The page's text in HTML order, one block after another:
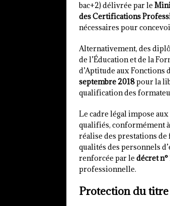
bac+2) délivrée par le
des Certifications
nécessaires pour
Alternativement, des
de l’Éducation et de la
d’Aptitude aux Fonctions
septembre 2018pour la
qualification des
Le cadre légal impose
qualifiés, conformément à
réalise des prestations
qualités des personnels
renforcée par le décret
professionnelle.
Protection du